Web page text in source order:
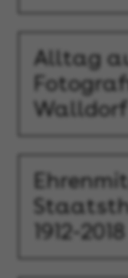
Alltag
Walldorf
1912-2018